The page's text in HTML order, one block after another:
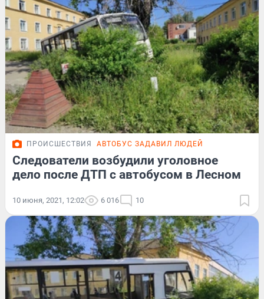
ПРОИСШЕСТВИЯ АВТОБУС ЗАДАВИЛ ЛЮДЕЙ
Следователи возбудили уголовное
дело после ДТП с автобусом в Лесном
10 июня, 2021, 12:02 6 016 10